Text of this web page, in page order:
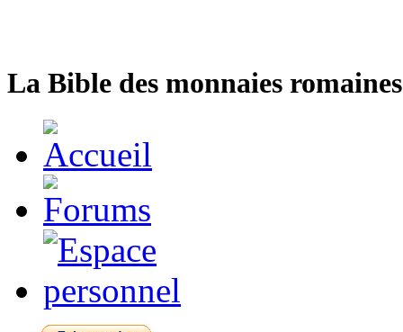
La Bible des monnaies